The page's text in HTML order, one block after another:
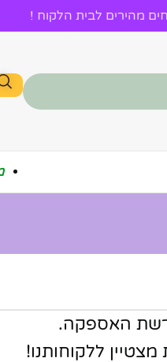
מהירים לבית הלקוח !
האספקה.
ללקוחותנו!